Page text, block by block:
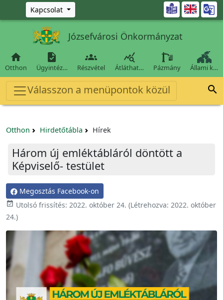
Ugrás a fő tartalomra
Kapcsolat 
Józsefvárosi Önkormányzat

Otthon

Ügyintéz…

Részvétel

Átláthat… Pázmány Állami k…
Válasszon a menüpontok közül 
Otthon Hirdetőtábla Hírek
Három új emléktábláról döntött a
Képviselő- testület
Megosztás Facebook-on
 Utolsó frissítés: 2022. október 24. (Létrehozva: 2022. október
24.)